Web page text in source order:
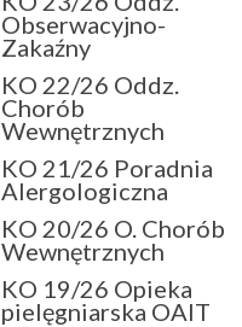
Obserwacyjno-
Zakaźny
KO 22/26 Oddz.
Chorób
Wewnętrznych
KO 21/26 Poradnia
Alergologiczna
KO 20/26 O. Chorób
Wewnętrznych
KO 19/26 Opieka
pielęgniarska OAIT